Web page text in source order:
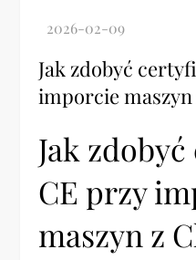
Jak zdobyć
imporcie
Jak
CE przy
maszyn z